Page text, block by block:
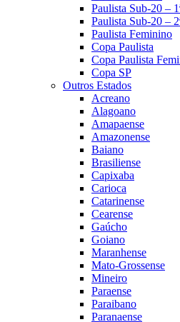
Paulista Sub-20 –
Paulista Sub-20 –
Paulista Feminino
Copa Paulista
Copa Paulista
Copa SP
Outros Estados
Acreano
Alagoano
Amapaense
Amazonense
Baiano
Brasiliense
Capixaba
Carioca
Catarinense
Cearense
Gaúcho
Goiano
Maranhense
Mato-Grossense
Mineiro
Paraense
Paraibano
Paranaense